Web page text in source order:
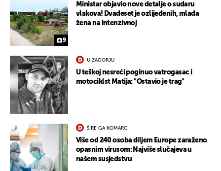
9
Ministar objavio nove detalje o sudaru
vlakova! Dvadeset je ozlijeđenih, mlađa
žena na intenzivnoj
U ZAGORJU
U teškoj nesreći poginuo vatrogasac i
motociklst Matija: "Ostavio je trag"
ŠIRE GA KOMARCI
Više od 240 osoba diljem Europe zaraženo
opasnim virusom: Najviše slučajeva u
našem susjedstvu